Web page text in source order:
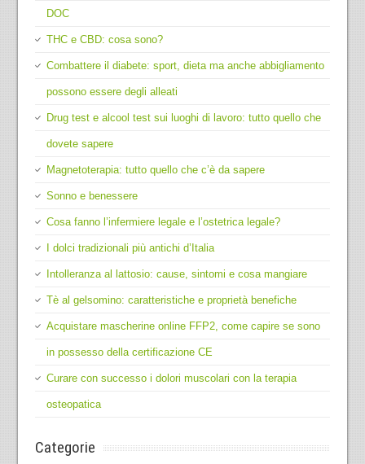
DOC
THC e CBD: cosa sono?
Combattere il diabete: sport, dieta ma anche abbigliamento
possono essere degli alleati
Drug test e alcool test sui luoghi di lavoro: tutto quello che
dovete sapere
Magnetoterapia: tutto quello che c’è da sapere
Sonno e benessere
Cosa fanno l’infermiere legale e l’ostetrica legale?
I dolci tradizionali più antichi d’Italia
Intolleranza al lattosio: cause, sintomi e cosa mangiare
Tè al gelsomino: caratteristiche e proprietà benefiche
Acquistare mascherine online FFP2, come capire se sono
in possesso della certificazione CE
Curare con successo i dolori muscolari con la terapia
osteopatica
Categorie